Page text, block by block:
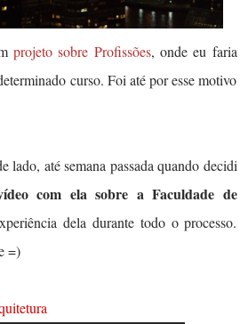
projeto sobre Profissões, onde eu faria
curso. Foi até por esse motivo
lado, até semana passada quando decidi
com ela sobre a Faculdade de
dela durante todo o processo.
=)